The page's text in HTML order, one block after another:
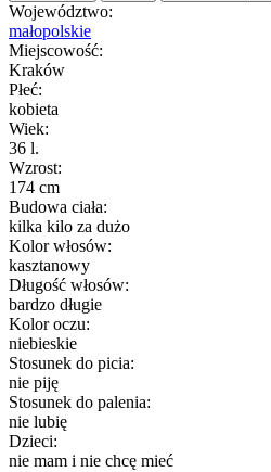
Województwo:
małopolskie
Miejscowość:
Kraków
Płeć:
kobieta
Wiek:
36 l.
Wzrost:
174 cm
Budowa ciała:
kilka kilo za dużo
Kolor włosów:
kasztanowy
Długość włosów:
bardzo długie
Kolor oczu:
niebieskie
Stosunek do picia:
nie piję
Stosunek do palenia:
nie lubię
Dzieci:
nie mam i nie chcę mieć